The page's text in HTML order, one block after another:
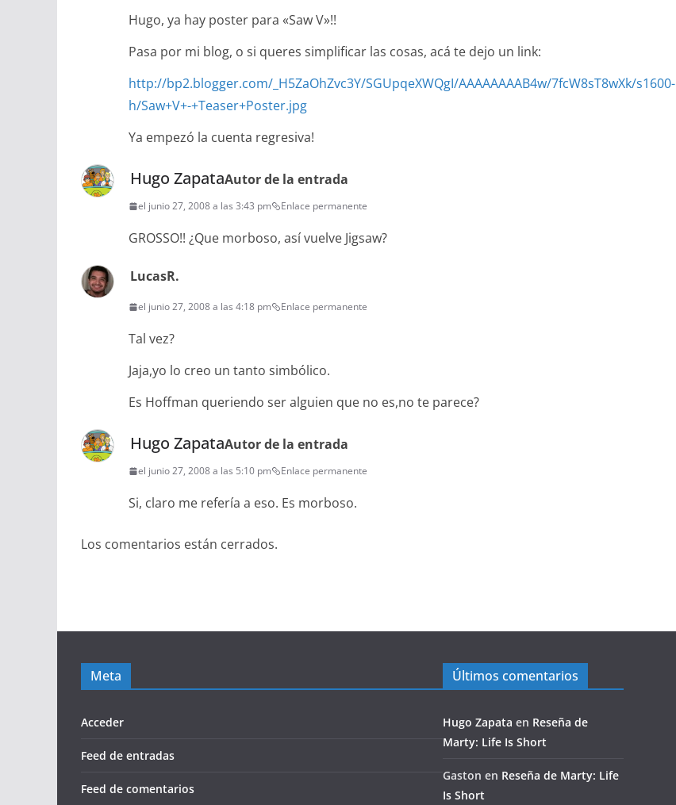
Hugo, ya hay poster para «Saw V»!!
Pasa por mi blog, o si queres simplificar las cosas, acá te dejo un link:
http://bp2.blogger.com/_H5ZaOhZvc3Y/SGUpqeXWQgI/AAAAAAAAB4w/7fcW8sT8wXk/s1600-
h/Saw+V+-+Teaser+Poster.jpg
Ya empezó la cuenta regresiva!
Hugo ZapataAutor de la entrada
el junio 27, 2008 a las 3:43 pm Enlace permanente
GROSSO!! ¿Que morboso, así vuelve Jigsaw?
LucasR.
el junio 27, 2008 a las 4:18 pm Enlace permanente
Tal vez?
Jaja,yo lo creo un tanto simbólico.
Es Hoffman queriendo ser alguien que no es,no te parece?
Hugo ZapataAutor de la entrada
el junio 27, 2008 a las 5:10 pm Enlace permanente
Si, claro me refería a eso. Es morboso.
Los comentarios están cerrados.
Meta
Acceder
Feed de entradas
Feed de comentarios
Últimos comentarios
Hugo Zapata en Reseña de
Marty: Life Is Short
Gaston en Reseña de Marty: Life
Is Short